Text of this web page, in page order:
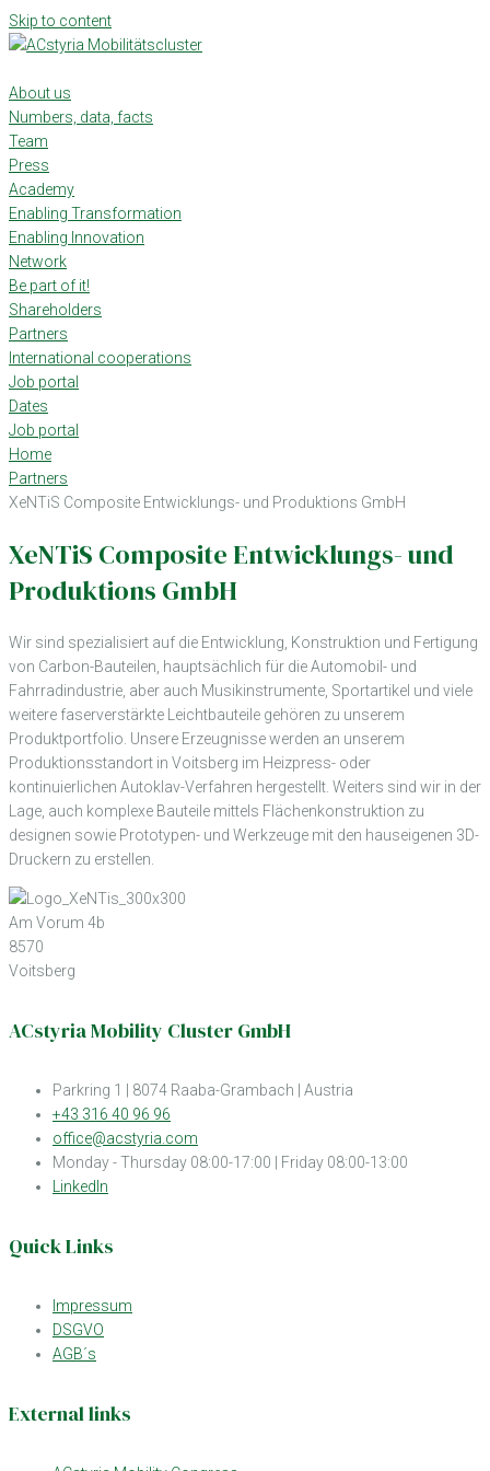
Skip to content
About us
Numbers, data, facts
Team
Press
Academy
Enabling Transformation
Enabling Innovation
Network
Be part of it!
Shareholders
Partners
International cooperations
Job portal
Dates
Job portal
Home
Partners
XeNTiS Composite Entwicklungs- und Produktions GmbH
XeNTiS Composite Entwicklungs- und
Produktions GmbH
Wir sind spezialisiert auf die Entwicklung, Konstruktion und Fertigung
von Carbon-Bauteilen, hauptsächlich für die Automobil- und
Fahrradindustrie, aber auch Musikinstrumente, Sportartikel und viele
weitere faserverstärkte Leichtbauteile gehören zu unserem
Produktportfolio. Unsere Erzeugnisse werden an unserem
Produktionsstandort in Voitsberg im Heizpress- oder
kontinuierlichen Autoklav-Verfahren hergestellt. Weiters sind wir in der
Lage, auch komplexe Bauteile mittels Flächenkonstruktion zu
designen sowie Prototypen- und Werkzeuge mit den hauseigenen 3D-
Druckern zu erstellen.
Am Vorum 4b
8570
Voitsberg
ACstyria Mobility Cluster GmbH
Parkring 1 | 8074 Raaba-Grambach | Austria
+43 316 40 96 96
office@acstyria.com
Monday - Thursday 08:00-17:00 | Friday 08:00-13:00
LinkedIn
Quick Links
Impressum
DSGVO
AGB´s
External links